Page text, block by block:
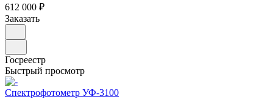
612 000 ₽
Заказать
Госреестр
Быстрый просмотр
Спектрофотометр УФ-3100